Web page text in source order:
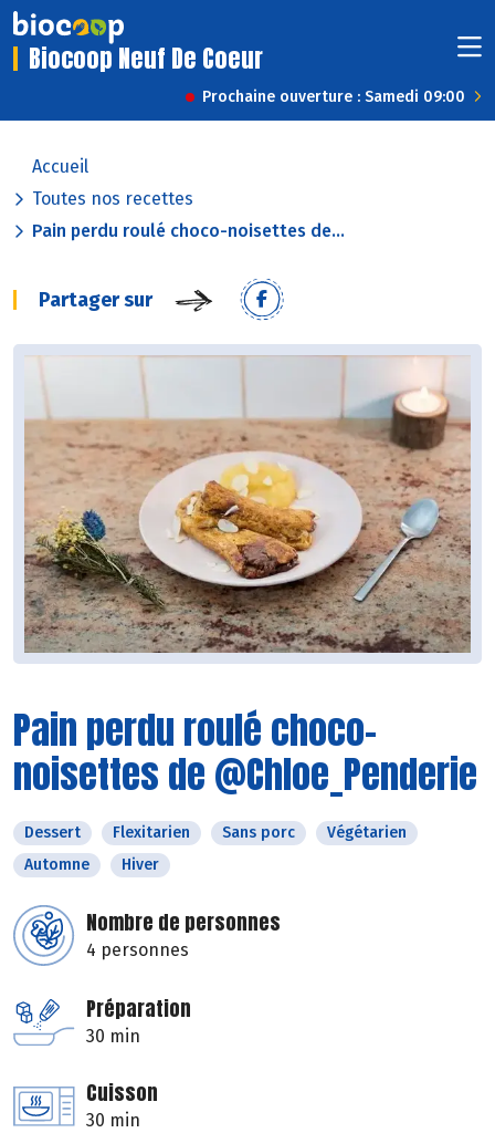
Biocoop Neuf De Coeur
Prochaine ouverture : Samedi 09:00
Accueil
Toutes nos recettes
Pain perdu roulé choco-noisettes de...
Partager sur
Pain perdu roulé choco-
noisettes de @Chloe_Penderie
Dessert Flexitarien Sans porc
Végétarien
Automne
Hiver
Nombre de personnes
4 personnes
Préparation
30 min
Cuisson
30 min